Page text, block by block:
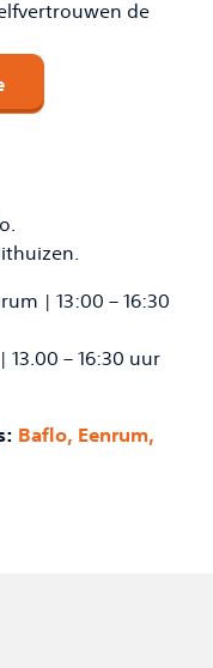
de
| 13:00 – 16:30
13.00 – 16:30 uur
Baflo, Eenrum,